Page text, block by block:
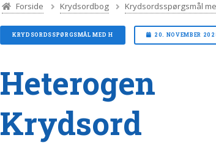
Forside Krydsordbog Krydsordsspørgsmål
KRYDSORDSSPØRGSMÅL MED H 20. NOVEMBER
Heterogen
Krydsord